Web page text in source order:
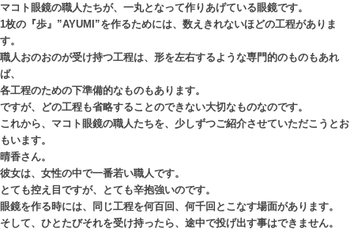
マコト眼鏡の職人たちが、一丸となって作りあげている眼鏡です。
1枚の『歩』”AYUMI”を作るためには、数えきれないほどの工程がありま
す。
職人おのおのが受け持つ工程は、形を左右するような専門的のものもあれ
ば、
各工程のための下準備的なものもあります。
ですが、どの工程も省略することのできない大切なものなのです。
これから、マコト眼鏡の職人たちを、少しずつご紹介させていただこうとお
もいます。
晴香さん。
彼女は、女性の中で一番若い職人です。
とても控え目ですが、とても辛抱強いのです。
眼鏡を作る時には、同じ工程を何百回、何千回とこなす場面があります。
そして、ひとたびそれを受け持ったら、途中で投げ出す事はできません。